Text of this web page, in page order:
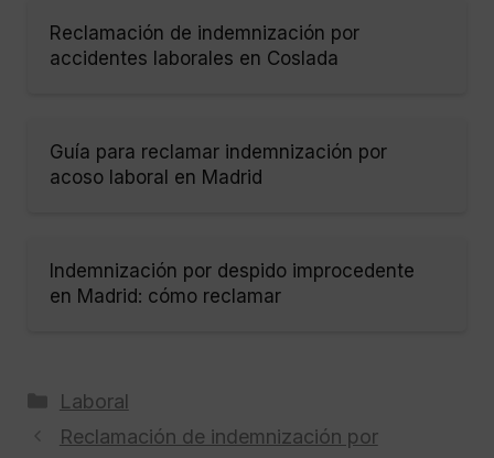
Reclamación de indemnización por
accidentes laborales en Coslada
Guía para reclamar indemnización por
acoso laboral en Madrid
Indemnización por despido improcedente
en Madrid: cómo reclamar
Categorías
Laboral
Reclamación de indemnización por